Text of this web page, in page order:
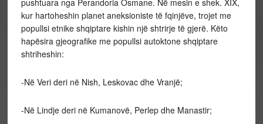
kur hartoheshin planet aneksioniste të fqinjëve, trojet me
popullsi etnike shqiptare kishin një shtrirje të gjerë. Këto
hapësira gjeografike me popullsi autoktone shqiptare
shtriheshin:
-Në Veri deri në Nish, Leskovac dhe Vranjë;
-Në Lindje deri në Kumanovë, Perlep dhe Manastir;